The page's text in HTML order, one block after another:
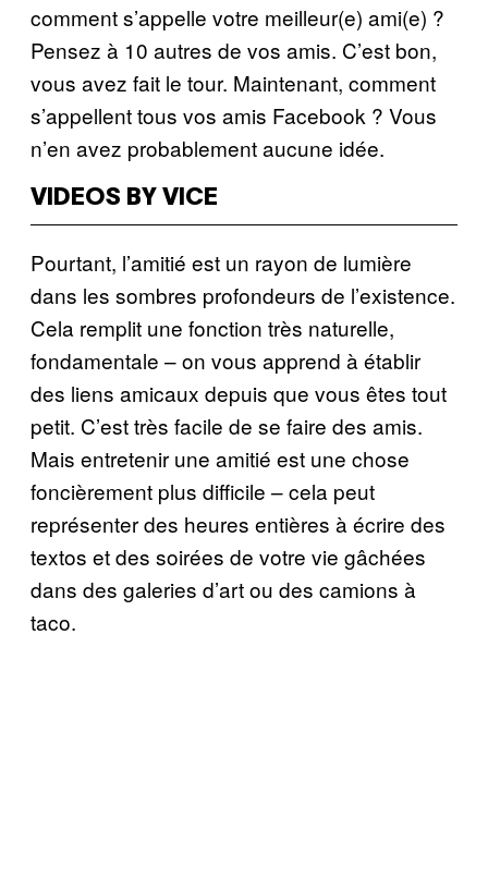
comment s’appelle votre meilleur(e) ami(e) ?
Pensez à 10 autres de vos amis. C’est bon,
vous avez fait le tour. Maintenant, comment
s’appellent tous vos amis Facebook ? Vous
n’en avez probablement aucune idée.
VIDEOS BY VICE
Pourtant, l’amitié est un rayon de lumière
dans les sombres profondeurs de l’existence.
Cela remplit une fonction très naturelle,
fondamentale – on vous apprend à établir
des liens amicaux depuis que vous êtes tout
petit. C’est très facile de se faire des amis.
Mais entretenir une amitié est une chose
foncièrement plus difficile – cela peut
représenter des heures entières à écrire des
textos et des soirées de votre vie gâchées
dans des galeries d’art ou des camions à
taco.